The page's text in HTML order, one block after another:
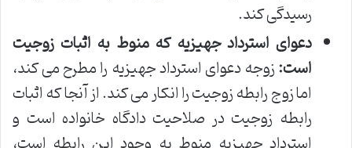
رسیدگی کند.
دعوای استرداد جهیزیه که منوط به اثبات زوجیت
است:زوجه دعوای استرداد جهیزیه را مطرح می کند،
اما زوج رابطه زوجیت را انکار می کند. از آنجا که اثبات
رابطه زوجیت در صلاحیت دادگاه خانواده است و